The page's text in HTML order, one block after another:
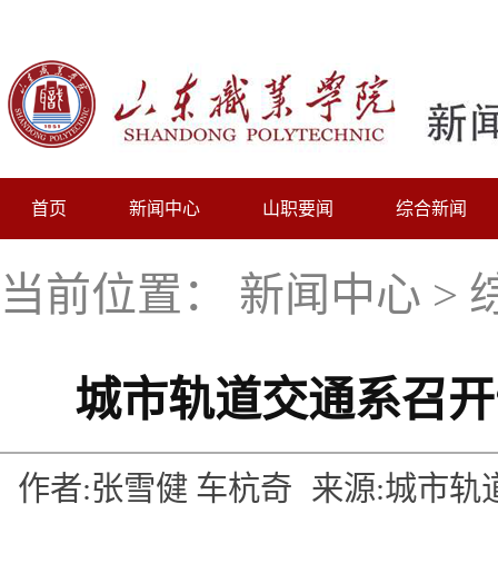
首页 新闻中心 山职要闻 综合新闻
当前位置： 新闻中心 >
城市轨道交通系召
作者:张雪健 车杭奇 来源:城市轨